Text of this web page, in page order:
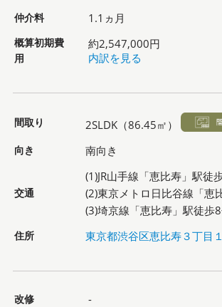
仲介料 1.1ヵ月
概算初期費
用
約2,547,000円
内訳を見る
間取り 2SLDK（86.45㎡）
向き 南向き
交通
(1)JR山手線「恵比寿」駅徒
(2)東京メトロ日比谷線「恵
(3)埼京線「恵比寿」駅徒歩
住所 東京都渋谷区恵比寿３丁目
改修 -